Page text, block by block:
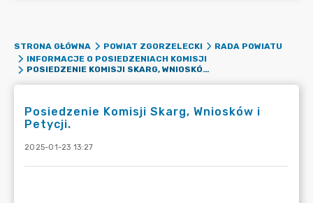
STRONA GŁÓWNA POWIAT ZGORZELECKI
RADA POWIATU
INFORMACJE O POSIEDZENIACH KOMISJI
POSIEDZENIE KOMISJI SKARG, WNIOSKÓW I PETYCJI.
Posiedzenie Komisji Skarg, Wniosków i
Petycji.
2025-01-23 13:27